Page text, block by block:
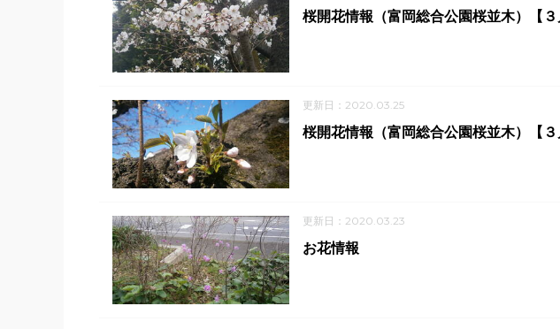
桜開花情報（富岡総合公園桜並木）【３
更新日：2020.03.25
桜開花情報（富岡総合公園桜並木）【３
更新日：2020.03.23
お花情報